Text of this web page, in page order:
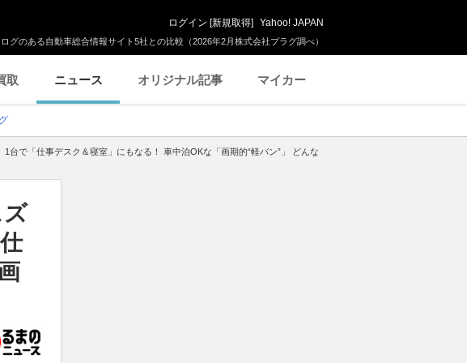
グのある自動車総合情報サイト5社との比較（2026年2月株式会社プラグ調べ）
ログイン [新規取得] Yahoo! JAPAN
取 ニュース オリジナル記事 マイカー
台で「仕事デスク＆寝室」にもなる！ 車中泊OKな「画期的“軽バン”」 どんな
ズ